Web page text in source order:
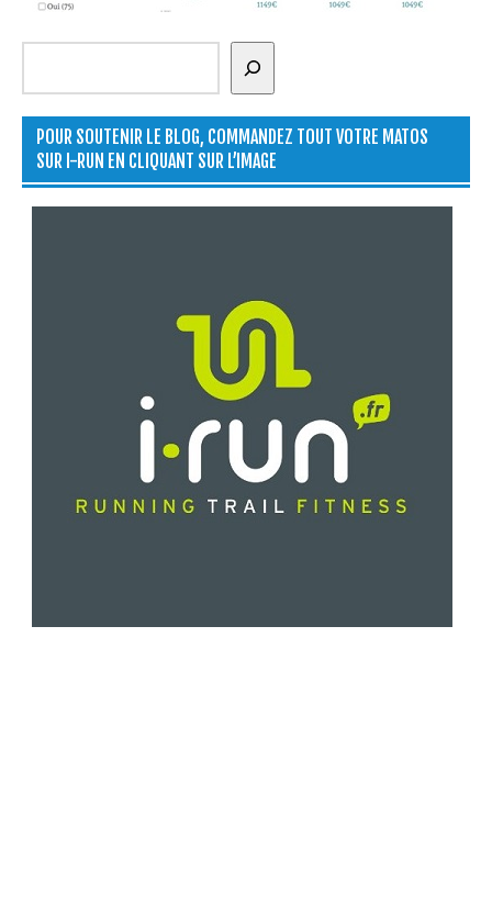
Rechercher
POUR SOUTENIR LE BLOG, COMMANDEZ TOUT VOTRE MATOS
SUR I-RUN EN CLIQUANT SUR L’IMAGE